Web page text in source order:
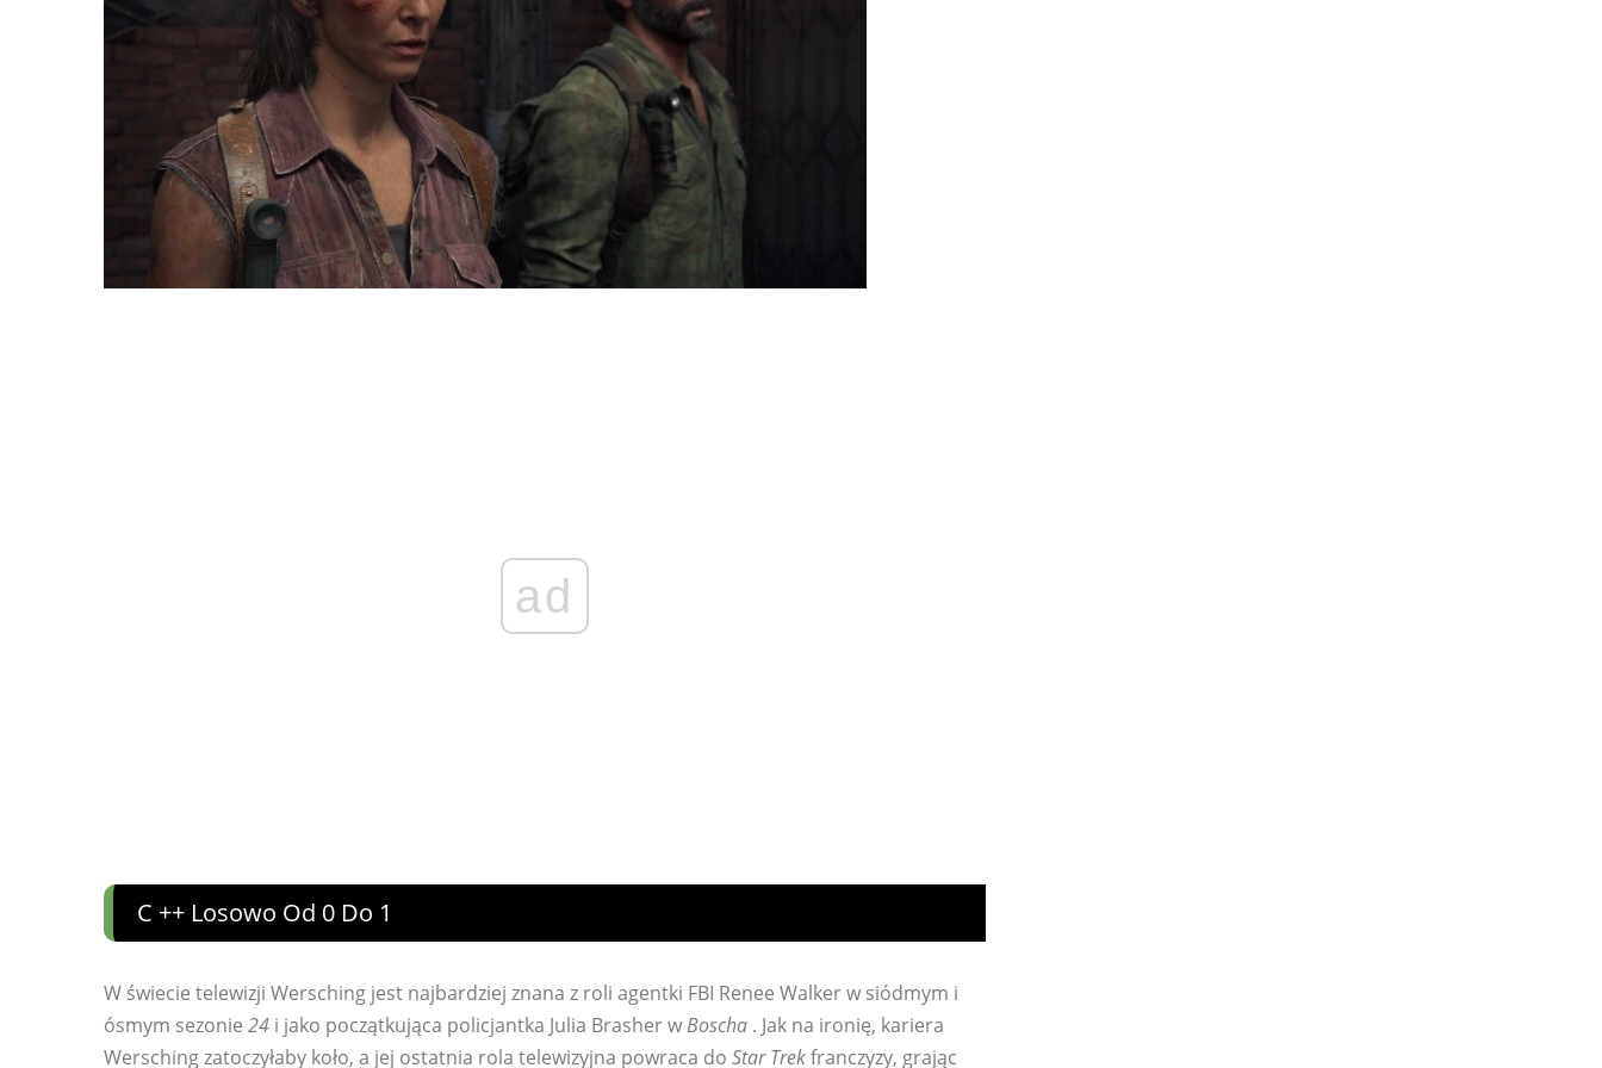
ad
C ++ Losowo Od 0 Do 1
W świecie telewizji Wersching jest najbardziej znana z roli agentki FBI Renee Walker w siódmym i
ósmym sezonie 24 i jako początkująca policjantka Julia Brasher wBoscha . Jak na ironię, kariera
Wersching zatoczyłaby koło, a jej ostatnia rola telewizyjna powraca do Star Trekfranczyzy, grając